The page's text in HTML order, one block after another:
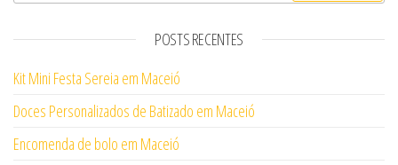
POSTS RECENTES
Kit Mini Festa Sereia em Maceió
Doces Personalizados de Batizado em Maceió
Encomenda de bolo em Maceió